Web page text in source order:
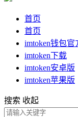
首页
首页
imtoken钱包官
imtoken下载
imtoken安卓版
imtoken苹果版
搜索 收起